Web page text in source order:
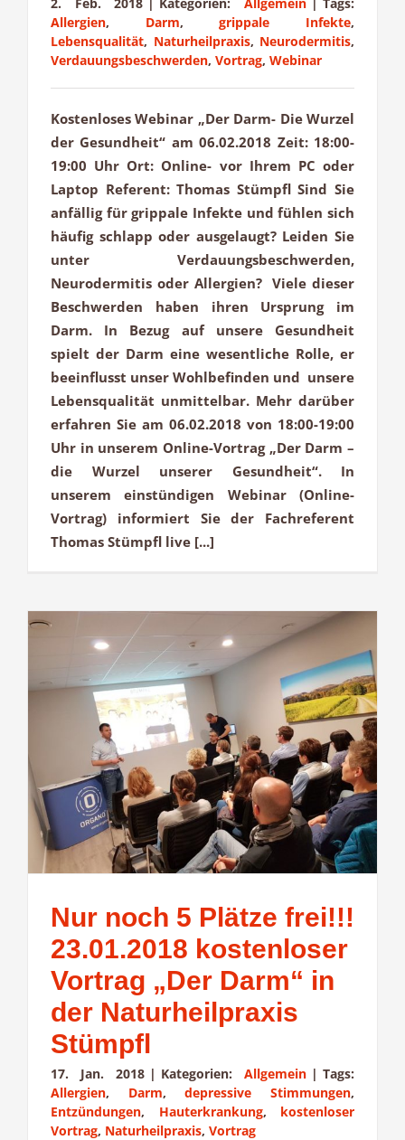
Allergien, Darm,grippale Infekte,
Lebensqualität, Naturheilpraxis, Neurodermitis,
Verdauungsbeschwerden, Vortrag, Webinar
Kostenloses Webinar „Der Darm- Die Wurzel
der Gesundheit“ am 06.02.2018 Zeit: 18:00-
19:00 Uhr Ort: Online- vor Ihrem PC oder
Laptop Referent: Thomas Stümpfl Sind Sie
anfällig für grippale Infekte und fühlen sich
häufig schlapp oder ausgelaugt? Leiden Sie
unter Verdauungsbeschwerden,
Neurodermitis oder Allergien? Viele dieser
Beschwerden haben ihren Ursprung im
Darm. In Bezug auf unsere Gesundheit
spielt der Darm eine wesentliche Rolle, er
beeinflusst unser Wohlbefinden und unsere
Lebensqualität unmittelbar. Mehr darüber
erfahren Sie am 06.02.2018 von 18:00-19:00
Uhr in unserem Online-Vortrag „Der Darm –
die Wurzel unserer Gesundheit“. In
unserem einstündigen Webinar (Online-
Vortrag) informiert Sie der Fachreferent
Thomas Stümpfl live [...]
Nur noch 5 Plätze frei!!!
23.01.2018 kostenloser
Vortrag „Der Darm“ in
der Naturheilpraxis
Stümpfl
17. Jan. 2018 | Kategorien: Allgemein | Tags:
Allergien, Darm,depressive Stimmungen,
Entzündungen, Hauterkrankung, kostenloser
Vortrag, Naturheilpraxis, Vortrag